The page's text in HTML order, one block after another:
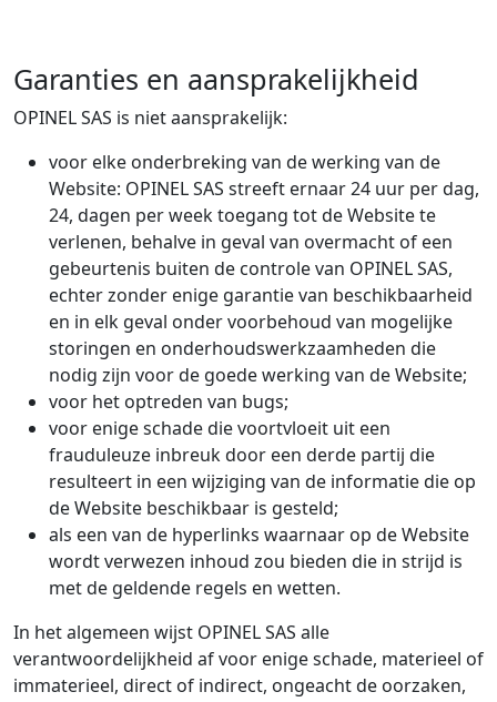
Garanties en aansprakelijkheid
OPINEL SAS is niet aansprakelijk:
voor elke onderbreking van de werking van de
Website: OPINEL SAS streeft ernaar 24 uur per dag,
24, dagen per week toegang tot de Website te
verlenen, behalve in geval van overmacht of een
gebeurtenis buiten de controle van OPINEL SAS,
echter zonder enige garantie van beschikbaarheid
en in elk geval onder voorbehoud van mogelijke
storingen en onderhoudswerkzaamheden die
nodig zijn voor de goede werking van de Website;
voor het optreden van bugs;
voor enige schade die voortvloeit uit een
frauduleuze inbreuk door een derde partij die
resulteert in een wijziging van de informatie die op
de Website beschikbaar is gesteld;
als een van de hyperlinks waarnaar op de Website
wordt verwezen inhoud zou bieden die in strijd is
met de geldende regels en wetten.
In het algemeen wijst OPINEL SAS alle
verantwoordelijkheid af voor enige schade, materieel of
immaterieel, direct of indirect, ongeacht de oorzaken,